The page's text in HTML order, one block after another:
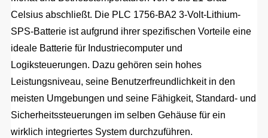
Celsius abschließt. Die PLC 1756-BA2 3-Volt-Lithium-
SPS-Batterie ist aufgrund ihrer spezifischen Vorteile eine
ideale Batterie für Industriecomputer und
Logiksteuerungen. Dazu gehören sein hohes
Leistungsniveau, seine Benutzerfreundlichkeit in den
meisten Umgebungen und seine Fähigkeit, Standard- und
Sicherheitssteuerungen im selben Gehäuse für ein
wirklich integriertes System durchzuführen.